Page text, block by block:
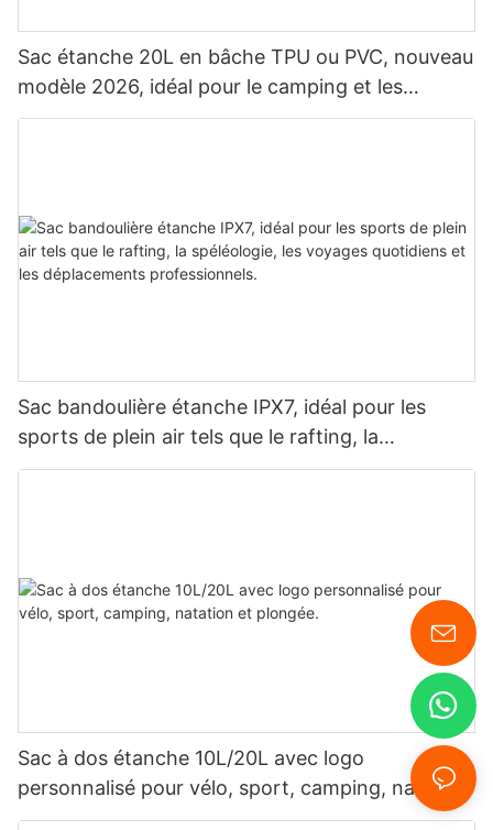
Sac étanche 20L en bâche TPU ou PVC, nouveau
modèle 2026, idéal pour le camping et les
activités de plein air. Sac à dos étanche pour le
Sac bandoulière étanche IPX7, idéal pour les
sports de plein air tels que le rafting, la
spéléologie, les voyages quotidiens et les
Sac à dos étanche 10L/20L avec logo
personnalisé pour vélo, sport, camping, natation
et plongée.